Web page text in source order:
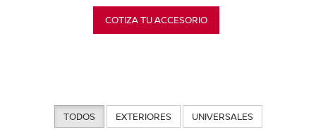
COTIZA TU ACCESORIO
TODOS EXTERIORES UNIVERSALES